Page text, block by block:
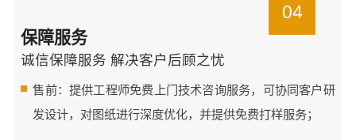
04
保障服务
诚信保障服务 解决客户后顾之忧
售前：提供工程师免费上门技术咨询服务，可协同客户研
发设计，对图纸进行深度优化，并提供免费打样服务；